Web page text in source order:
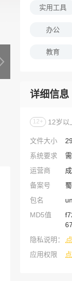
实用工具
办公
教育
详细信息
12+ 12岁以
文件大小
系统要求
运营商
备案号
包名
MD5值
隐私说明：
应用权限